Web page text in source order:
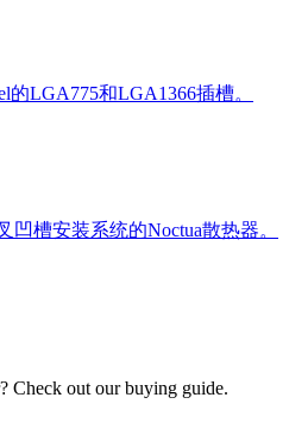
的LGA775和LGA1366插槽。
槽安装系统的Noctua散热器。
Check out our buying guide.